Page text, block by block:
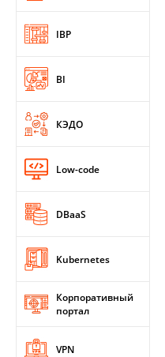
IBP
BI
КЭДО
Low-code
DBaaS
Kubernetes
Корпоративный
портал
VPN